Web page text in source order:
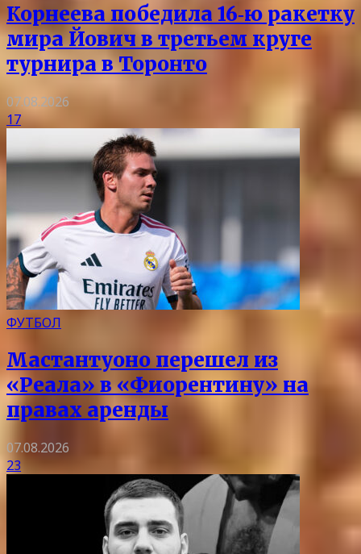
Корнеева победила 16‑ю ракетку
мира Йович в третьем круге
турнира в Торонто
07.08.2026
17
ФУТБОЛ
Мастантуоно перешел из
«Реала» в «Фиорентину» на
правах аренды
07.08.2026
23